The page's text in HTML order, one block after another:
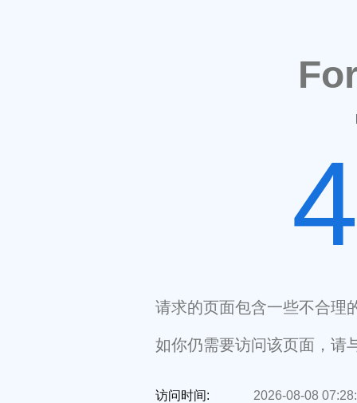
请求的页面包含一些不合理
如你仍需要访问该页面，请
访问时间: 2026-08-08